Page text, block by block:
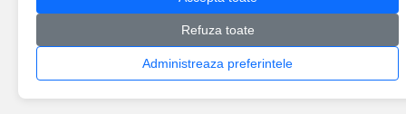
Refuza toate
Administreaza preferintele